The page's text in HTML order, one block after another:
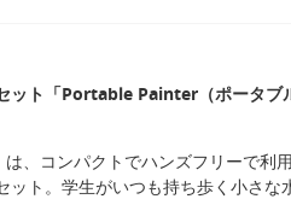
ット「Portable Painter（ポータブ
、コンパクトでハンズフリーで利
ット。学生がいつも持ち歩く小さな